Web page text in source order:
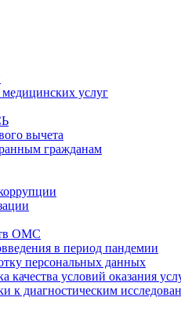
услуг
вычета
гражданам
ОМС
в период пандемии
персональных данных
качества условий оказания
к диагностическим